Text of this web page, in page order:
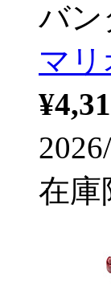
バン
マリ
在庫